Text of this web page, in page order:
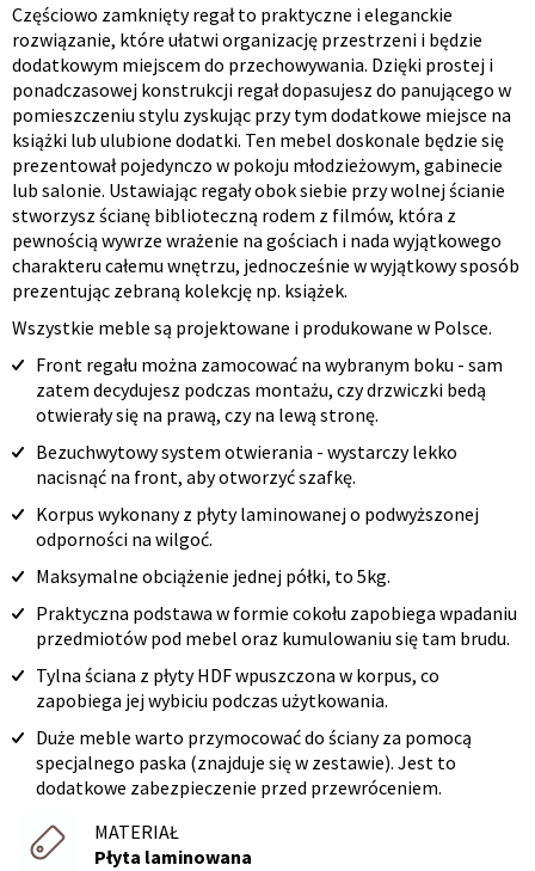
Opis
produktu
Częściowo zamknięty regał to praktyczne i eleganckie
rozwiązanie, które ułatwi organizację przestrzeni i będzie
dodatkowym miejscem do przechowywania. Dzięki prostej i
ponadczasowej konstrukcji regał dopasujesz do panującego w
pomieszczeniu stylu zyskując przy tym dodatkowe miejsce na
książki lub ulubione dodatki. Ten mebel doskonale będzie się
prezentował pojedynczo w pokoju młodzieżowym, gabinecie
lub salonie. Ustawiając regały obok siebie przy wolnej ścianie
stworzysz ścianę biblioteczną rodem z filmów, która z
pewnością wywrze wrażenie na gościach i nada wyjątkowego
charakteru całemu wnętrzu, jednocześnie w wyjątkowy sposób
prezentując zebraną kolekcję np. książek.
Wszystkie meble są projektowane i produkowane w Polsce.
Front regału można zamocować na wybranym boku - sam
zatem decydujesz podczas montażu, czy drzwiczki bedą
otwierały się na prawą, czy na lewą stronę.
Bezuchwytowy system otwierania - wystarczy lekko
nacisnąć na front, aby otworzyć szafkę.
Korpus wykonany z płyty laminowanej o podwyższonej
odporności na wilgoć.
Maksymalne obciążenie jednej półki, to 5kg.
Praktyczna podstawa w formie cokołu zapobiega wpadaniu
przedmiotów pod mebel oraz kumulowaniu się tam brudu.
Tylna ściana z płyty HDF wpuszczona w korpus, co
zapobiega jej wybiciu podczas użytkowania.
Duże meble warto przymocować do ściany za pomocą
specjalnego paska (znajduje się w zestawie). Jest to
dodatkowe zabezpieczenie przed przewróceniem.
MATERIAŁ
Płyta laminowana